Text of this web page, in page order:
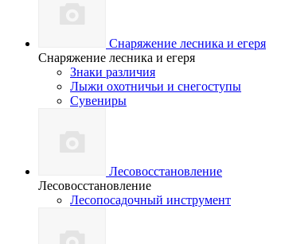
Снаряжение лесника и егеря
Снаряжение лесника и егеря
Знаки различия
Лыжи охотничьи и снегоступы
Сувениры
Лесовосстановление
Лесовосстановление
Лесопосадочный инструмент